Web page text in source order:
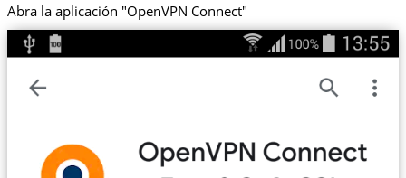
Abra la aplicación "OpenVPN Connect"